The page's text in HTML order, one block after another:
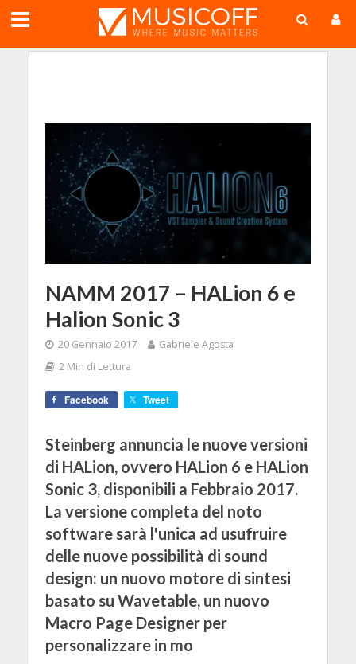
NAMM 2017 – HALion 6 e
Halion Sonic 3
20 Gennaio 2017
Gabriele Agosta
2 Min di Lettura
Facebook Tweet
Steinberg annuncia le nuove versioni
di HALion, ovvero HALion 6 e HALion
Sonic 3, disponibili a Febbraio 2017.
La versione completa del noto
software sarà l'unica ad usufruire
delle nuove possibilità di sound
design: un nuovo motore di sintesi
basato su Wavetable, un nuovo
Macro Page Designer per
personalizzare in mo